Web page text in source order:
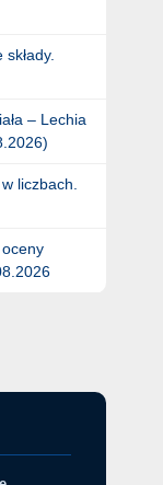
– Lechia
liczbach.